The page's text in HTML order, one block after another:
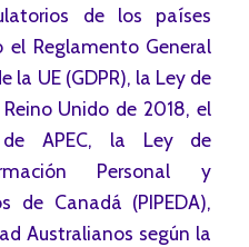
de los países
el Reglamento General
la UE (GDPR), la Ley de
Unido de 2018, el
APEC, la Ley de
Personal y
de Canadá (PIPEDA),
Australianos según la